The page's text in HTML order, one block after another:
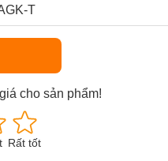
T
cho sản phẩm!
Rất tốt